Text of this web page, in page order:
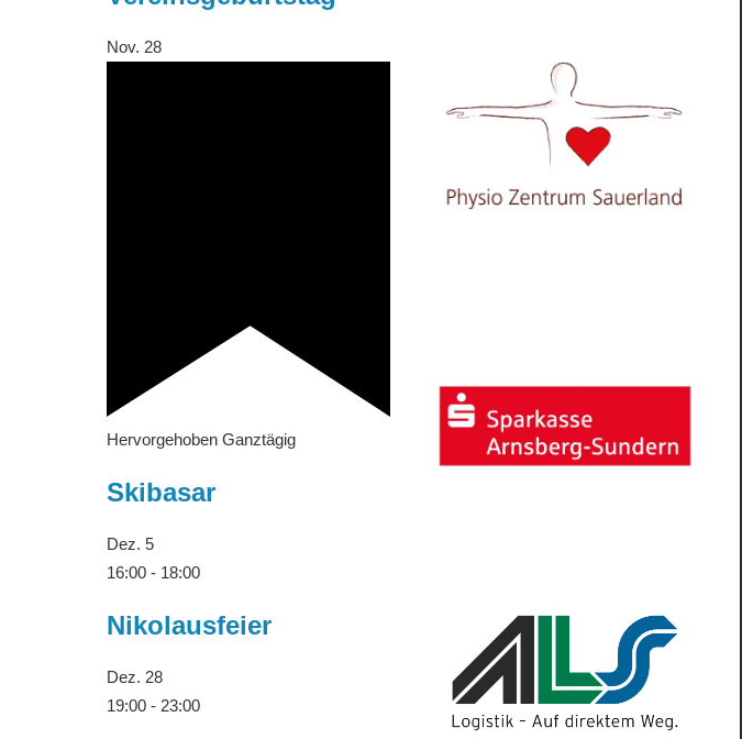
Nov. 28
Hervorgehoben Ganztägig
Skibasar
Dez. 5
16:00- 18:00
Nikolausfeier
Dez. 28
19:00- 23:00